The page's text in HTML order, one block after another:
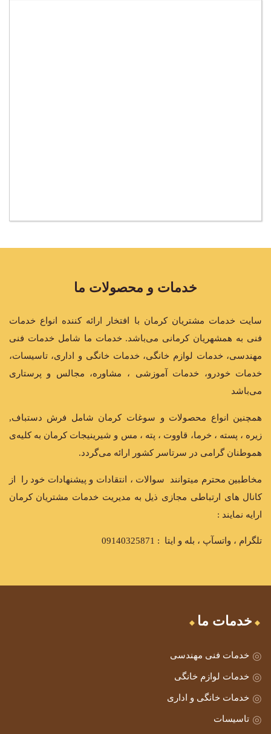
خدمات و محصولات ما
سایت خدمات مشتریان کرمان با افتخار ارائه کننده انواع خدمات
فنی به همشهریان کرمانی می‌باشد. خدمات ما شامل خدمات فنی
مهندسی، خدمات لوازم خانگی، خدمات خانگی و اداری، تاسیسات،
خدمات خودرو، خدمات آموزشی ، مشاوره، مجالس و پرستاری
می‌باشد
همچنین انواع محصولات و سوغات کرمان شامل فرش دستباف,
زیره ، پسته ، خرما، قاووت ، پته ، مس و شیرینیجات کرمان به کلیه‌ی
هموطنان گرامی در سرتاسر کشور ارائه می‌گردد.
مخاطبین محترم میتوانند سوالات ، انتقادات و پیشنهادات خود را از
کانال های ارتباطی مجازی ذیل به مدیریت خدمات مشتریان کرمان
ارایه نمایند :
تلگرام ، واتسآپ ، بله و ایتا : 09140325871
خدمات ما
خدمات فنی مهندسی
خدمات لوازم خانگی
خدمات خانگی و اداری
تاسیسات